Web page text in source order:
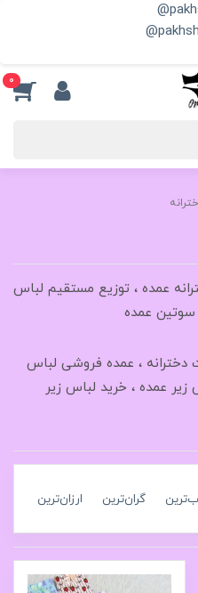
0
عمده ، توزیع مستقیم لباس
سوتین عمده
دخترانه ، عمده فروشی لباس
زیر عمده ، خرید لباس زیر
گران‌ترین ارزان‌ترین